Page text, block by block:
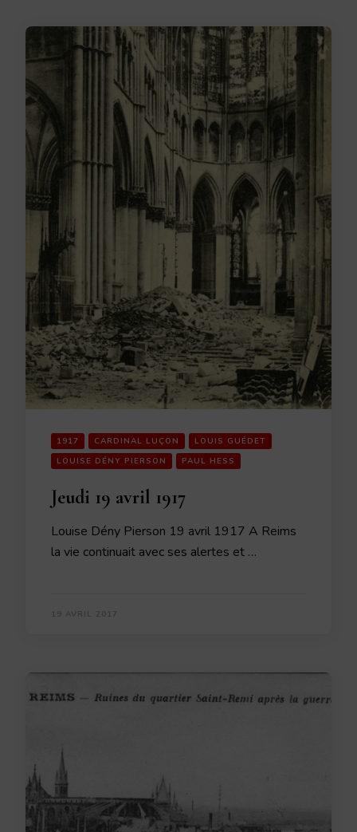
1917 CARDINAL LUÇON
LOUIS GUÉDET
LOUISE DÉNY PIERSON
PAUL HESS
Jeudi 19 avril 1917
Louise Dény Pierson 19 avril 1917 A Reims
la vie continuait avec ses alertes et …